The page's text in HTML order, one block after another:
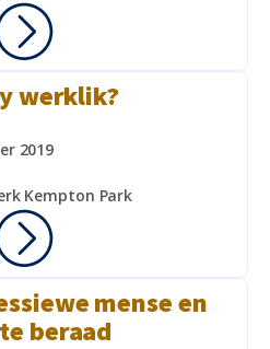
werklik?
2019
Kempton Park
mense en
beraad